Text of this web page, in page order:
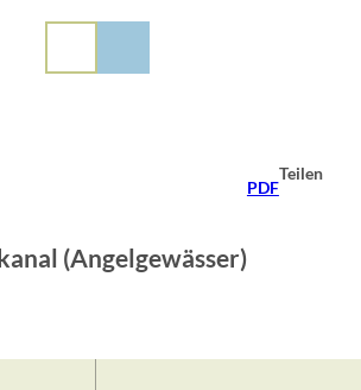
PDF
Teilen
(Angelgewässer)